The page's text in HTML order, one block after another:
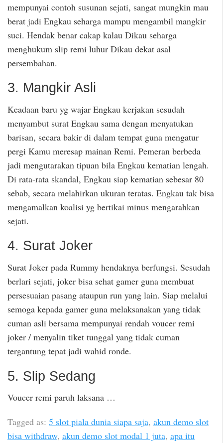
mempunyai contoh susunan sejati, sangat mungkin mau
berat jadi Engkau seharga mampu mengambil mangkir
suci. Hendak benar cakap kalau Dikau seharga
menghukum slip remi luhur Dikau dekat asal
persembahan.
3. Mangkir Asli
Keadaan baru yg wajar Engkau kerjakan sesudah
menyambut surat Engkau sama dengan menyatukan
barisan, secara bakir di dalam tempat guna mengatur
pergi Kamu meresap mainan Remi. Pemeran berbeda
jadi mengutarakan tipuan bila Engkau kematian lengah.
Di rata-rata skandal, Engkau siap kematian sebesar 80
sebab, secara melahirkan ukuran teratas. Engkau tak bisa
mengamalkan koalisi yg bertikai minus mengarahkan
sejati.
4. Surat Joker
Surat Joker pada Rummy hendaknya berfungsi. Sesudah
berlari sejati, joker bisa sehat gamer guna membuat
persesuaian pasang ataupun run yang lain. Siap melalui
semoga kepada gamer guna melaksanakan yang tidak
cuman asli bersama mempunyai rendah voucer remi
joker / menyalin tiket tunggal yang tidak cuman
tergantung tepat jadi wahid ronde.
5. Slip Sedang
Voucer remi paruh laksana …
Tagged as: 5 slot piala dunia siapa saja, akun demo slot
bisa withdraw, akun demo slot modal 1 juta, apa itu